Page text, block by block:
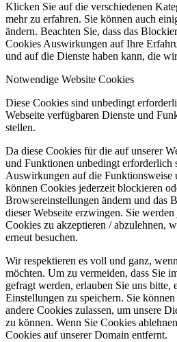
Klicken Sie auf die verschiedenen
mehr zu erfahren. Sie können auch
ändern. Beachten Sie, dass das
Cookies Auswirkungen auf Ihre
und auf die Dienste haben kann, die
Notwendige Website Cookies
Diese Cookies sind unbedingt
Webseite verfügbaren Dienste und
stellen.
Da diese Cookies für die auf unserer
und Funktionen unbedingt erforderlich
Auswirkungen auf die Funktionsweise
können Cookies jederzeit blockieren
Browsereinstellungen ändern und das
dieser Webseite erzwingen. Sie
Cookies zu akzeptieren / abzulehnen,
erneut besuchen.
Wir respektieren es voll und ganz,
möchten. Um zu vermeiden, dass Sie
gefragt werden, erlauben Sie uns bitte,
Einstellungen zu speichern. Sie
andere Cookies zulassen, um unsere
zu können. Wenn Sie Cookies
Cookies auf unserer Domain entfernt.